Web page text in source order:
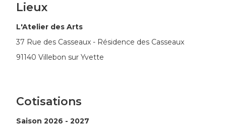
Lieux
L'Atelier des Arts
37 Rue des Casseaux - Résidence des Casseaux
91140 Villebon sur Yvette
Cotisations
Saison 2026 - 2027